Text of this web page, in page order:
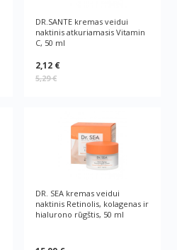
DR.SANTE kremas veidui
naktinis atkuriamasis Vitamin
C, 50 ml
2,12 €
5,29 €
DR. SEA kremas veidui
naktinis Retinolis, kolagenas ir
hialurono rūgštis, 50 ml